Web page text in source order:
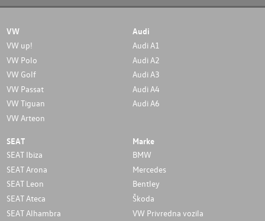
VW
VW up!
VW Polo
VW Golf
VW Passat
VW Tiguan
VW Arteon
Audi
Audi A1
Audi A2
Audi A3
Audi A4
Audi A6
SEAT
SEAT Ibiza
SEAT Arona
SEAT Leon
SEAT Ateca
SEAT Alhambra
Marke
BMW
Mercedes
Bentley
Škoda
VW Privredna vozila